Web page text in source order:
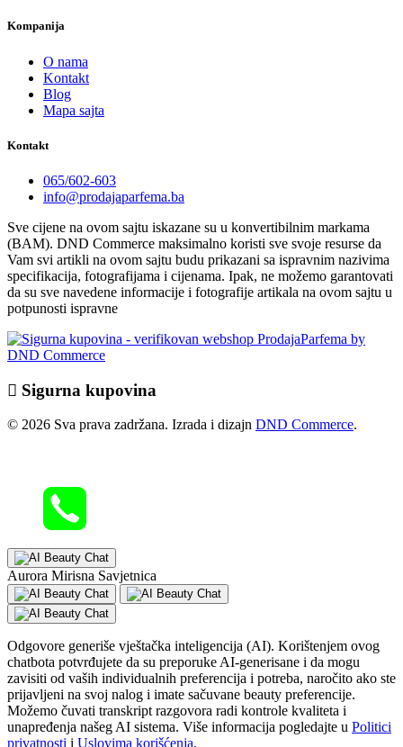
Kompanija
O nama
Kontakt
Blog
Mapa sajta
Kontakt
065/602-603
info@prodajaparfema.ba
Sve cijene na ovom sajtu iskazane su u konvertibilnim markama
(BAM). DND Commerce maksimalno koristi sve svoje resurse da
Vam svi artikli na ovom sajtu budu prikazani sa ispravnim nazivima
specifikacija, fotografijama i cijenama. Ipak, ne možemo garantovati
da su sve navedene informacije i fotografije artikala na ovom sajtu u
potpunosti ispravne
Sigurna kupovina
© 2026 Sva prava zadržana. Izrada i dizajn DND Commerce.
Aurora Mirisna Savjetnica
Odgovore generiše vještačka inteligencija (AI). Korištenjem ovog
chatbota potvrđujete da su preporuke AI-generisane i da mogu
zavisiti od vaših individualnih preferencija i potreba, naročito ako ste
prijavljeni na svoj nalog i imate sačuvane beauty preferencije.
Možemo čuvati transkript razgovora radi kontrole kvaliteta i
unapređenja našeg AI sistema. Više informacija pogledajte u Politici
privatnosti i Uslovima korišćenja.